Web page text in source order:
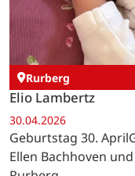
Rurberg
Elio Lambertz
30.04.2026
Geburtstag 30.
Ellen Bachhoven